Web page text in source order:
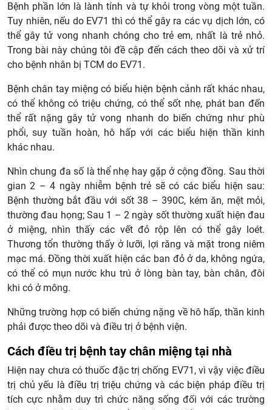
Bệnh phần lớn là lành tính và tự khỏi trong vòng một tuần.
Tuy nhiên, nếu do EV71 thì có thể gây ra các vụ dịch lớn, có
thể gây tử vong nhanh chóng cho trẻ em, nhất là trẻ nhỏ.
Trong bài này chúng tôi đề cập đến cách theo dõi và xử trí
cho bệnh nhân bị TCM do EV71.
Bệnh chân tay miệng có biểu hiện bệnh cảnh rất khác nhau,
có thể không có triệu chứng, có thể sốt nhẹ, phát ban đến
thể rất nặng gây tử vong nhanh do biến chứng như phù
phổi, suy tuần hoàn, hô hấp với các biểu hiện thần kinh
khác nhau.
Nhìn chung đa số là thể nhẹ hay gặp ở cộng đồng. Sau thời
gian 2 – 4 ngày nhiễm bệnh trẻ sẽ có các biểu hiện sau:
Bệnh thường bắt đầu với sốt 38 – 390C, kém ăn, mệt mỏi,
thường đau họng; Sau 1 – 2 ngày sốt thường xuất hiện đau
ở miệng, nhìn thấy các vết đỏ rộp lên có thể gây loét.
Thương tổn thường thấy ở lưỡi, lợi răng và mặt trong niêm
mạc má. Đồng thời xuất hiện các ban đỏ ở da, không ngứa,
có thể có mụn nước khu trú ở lòng bàn tay, bàn chân, đôi
khi có ở mông.
Những trường hợp có biến chứng nặng về hô hấp, thần kinh
phải được theo dõi và điều trị ở bệnh viện.
Cách điều trị bệnh tay chân miệng tại nhà
Hiện nay chưa có thuốc đặc trị chống EV71, vì vậy việc điều
trị chủ yếu là điều trị triệu chứng và các biện pháp điều trị
tích cực nhằm duy trì chức năng sống đối với các trường